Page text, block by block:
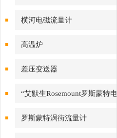
横河电磁流量计
高温炉
差压变送器
“艾默生Rosemount罗斯蒙特电
磁流量计
罗斯蒙特涡街流量计